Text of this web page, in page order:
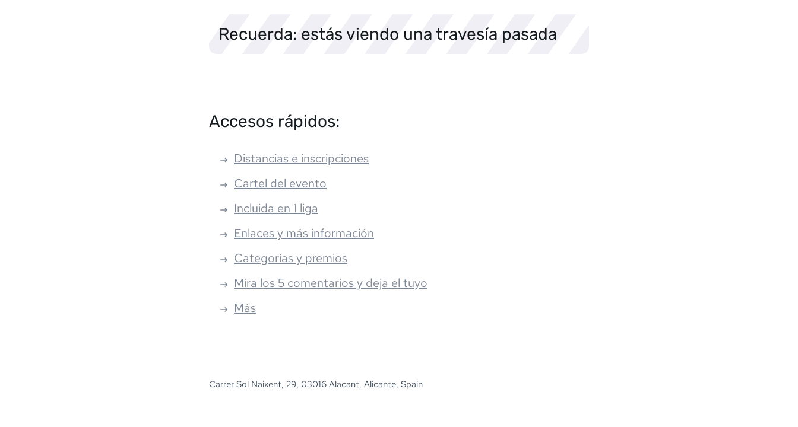
Recuerda: estás viendo una travesía pasada
Accesos rápidos:
Distancias e inscripciones
Cartel del evento
Incluida en 1 liga
Enlaces y más información
Categorías y premios
Mira los 5 comentarios y deja el tuyo
Más
Carrer Sol Naixent, 29, 03016 Alacant, Alicante, Spain